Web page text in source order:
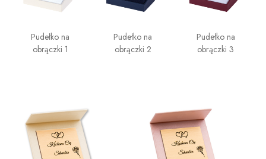
Pudełko na
obrączki 1
Pudełko na
obrączki 2
Pudełko na
obrączki 3